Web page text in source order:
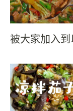
被大家加入